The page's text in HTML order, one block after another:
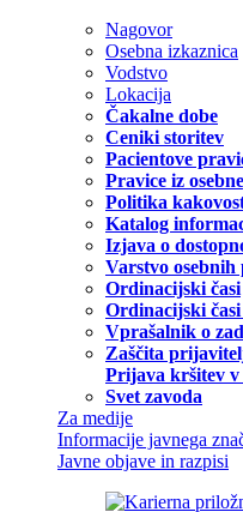
Nagovor
Osebna izkaznica
Vodstvo
Lokacija
Čakalne dobe
Ceniki storitev
Pacientove
Pravice iz
Politika
Katalog
Izjava o
Varstvo osebnih
Ordinacijski časi
Ordinacijski
Vprašalnik o
Zaščita
Prijava kršitev v
Svet zavoda
Za medije
Informacije javnega
Javne objave in razpisi